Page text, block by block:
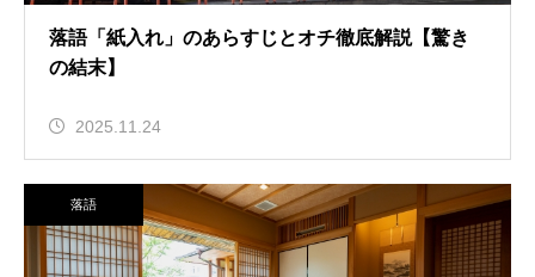
落語「紙入れ」のあらすじとオチ徹底解説【驚き
の結末】
2025.11.24
落語